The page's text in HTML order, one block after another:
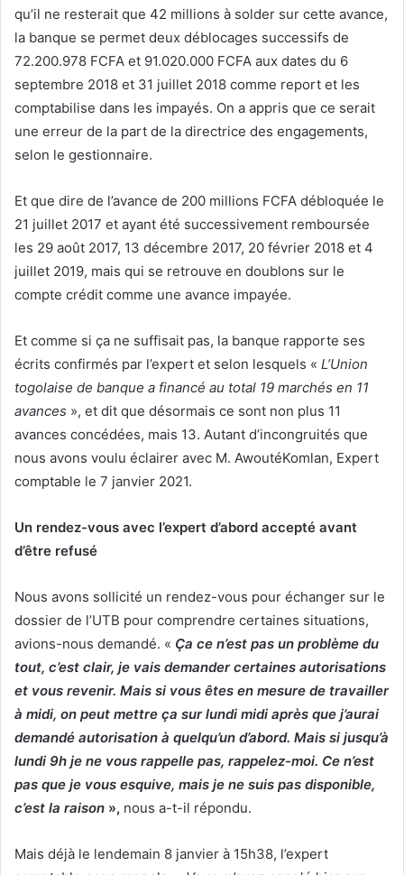
qu’il ne resterait que 42 millions à solder sur cette avance,
la banque se permet deux déblocages successifs de
72.200.978 FCFA et 91.020.000 FCFA aux dates du 6
septembre 2018 et 31 juillet 2018 comme report et les
comptabilise dans les impayés. On a appris que ce serait
une erreur de la part de la directrice des engagements,
selon le gestionnaire.
Et que dire de l’avance de 200 millions FCFA débloquée le
21 juillet 2017 et ayant été successivement remboursée
les 29 août 2017, 13 décembre 2017, 20 février 2018 et 4
juillet 2019, mais qui se retrouve en doublons sur le
compte crédit comme une avance impayée.
Et comme si ça ne suffisait pas, la banque rapporte ses
écrits confirmés par l’expert et selon lesquels « L’Union
togolaise de banque a financé au total 19 marchés en 11
avances », et dit que désormais ce sont non plus 11
avances concédées, mais 13. Autant d’incongruités que
nous avons voulu éclairer avec M. AwoutéKomlan, Expert
comptable le 7 janvier 2021.
Un rendez-vous avec l’expert d’abord accepté avant
d’être refusé
Nous avons sollicité un rendez-vous pour échanger sur le
dossier de l’UTB pour comprendre certaines situations,
avions-nous demandé. « Ça ce n’est pas un problème du
tout, c’est clair, je vais demander certaines autorisations
et vous revenir. Mais si vous êtes en mesure de travailler
à midi, on peut mettre ça sur lundi midi après que j’aurai
demandé autorisation à quelqu’un d’abord. Mais si jusqu’à
lundi 9h je ne vous rappelle pas, rappelez-moi. Ce n’est
pas que je vous esquive, mais je ne suis pas disponible,
c’est la raison », nous a-t-il répondu.
Mais déjà le lendemain 8 janvier à 15h38, l’expert